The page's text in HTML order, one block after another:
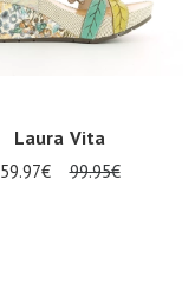
Laura Vita
59.97€ 99.95€